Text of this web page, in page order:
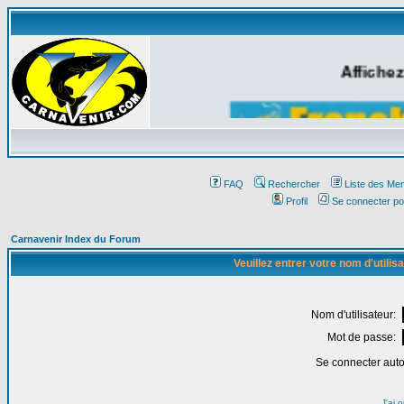
FAQ Rechercher
Liste des
Profil
Se connecter
Carnavenir Index du Forum
Veuillez entrer votre nom
Nom d'utilisateur:
Mot de passe:
Se connecter